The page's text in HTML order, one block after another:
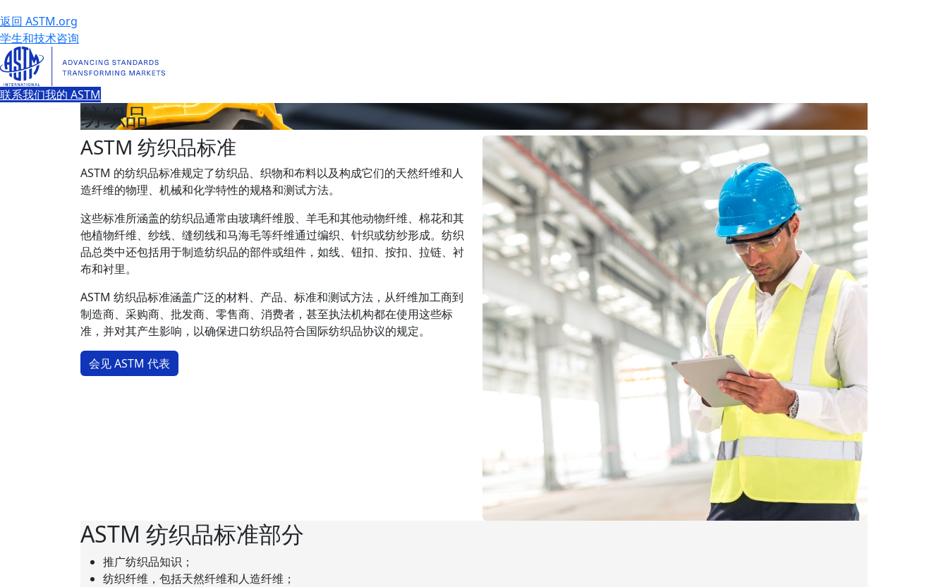
返回 ASTM.org
学生和技术咨询
联系我们我的 ASTM
纺织品
ASTM 纺织品标准
ASTM 的纺织品标准规定了纺织品、织物和布料以及构成它们的天然纤维和人
造纤维的物理、机械和化学特性的规格和测试方法。
这些标准所涵盖的纺织品通常由玻璃纤维股、羊毛和其他动物纤维、棉花和其
他植物纤维、纱线、缝纫线和马海毛等纤维通过编织、针织或纺纱形成。纺织
品总类中还包括用于制造纺织品的部件或组件，如线、钮扣、按扣、拉链、衬
布和衬里。
ASTM 纺织品标准涵盖广泛的材料、产品、标准和测试方法，从纤维加工商到
制造商、采购商、批发商、零售商、消费者，甚至执法机构都在使用这些标
准，并对其产生影响，以确保进口纺织品符合国际纺织品协议的规定。
会见 ASTM 代表
ASTM 纺织品标准部分
推广纺织品知识；
纺织纤维，包括天然纤维和人造纤维；